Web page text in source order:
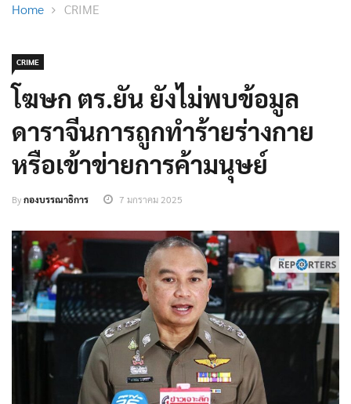
Home CRIME
CRIME
โฆษก ตร.ยัน ยังไม่พบข้อมูล
ดาราจีนการถูกทำร้ายร่างกาย
หรือเข้าข่ายการค้ามนุษย์
Byกองบรรณาธิการ 7 มกราคม 2025